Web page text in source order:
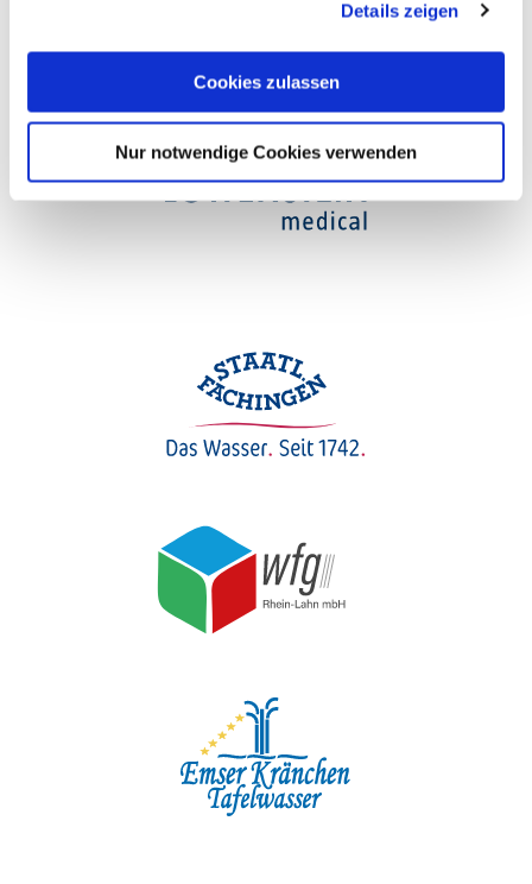
Cookies, wenn Sie unsere Webseite weiterhin nutzen.
Details zeigen
Cookies zulassen
Nur notwendige Cookies verwenden